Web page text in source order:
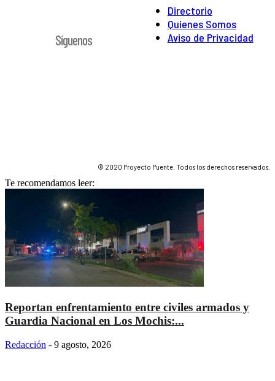
Directorio
Quienes Somos
Aviso de Privacidad
Síguenos
© 2020 Proyecto Puente. Todos los derechos reservados.
Te recomendamos leer:
Reportan enfrentamiento entre civiles armados y
Guardia Nacional en Los Mochis:...
Redacción - 9 agosto, 2026